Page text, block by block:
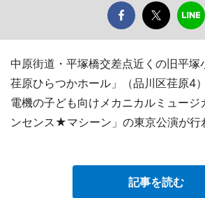
中原街道・平塚橋交差点近くの旧平塚
荏原ひらつかホール」（品川区荏原4
電機の子ども向けメカニカルミュージ
ンセンス★マシーン」の東京公演が行
記事を読む